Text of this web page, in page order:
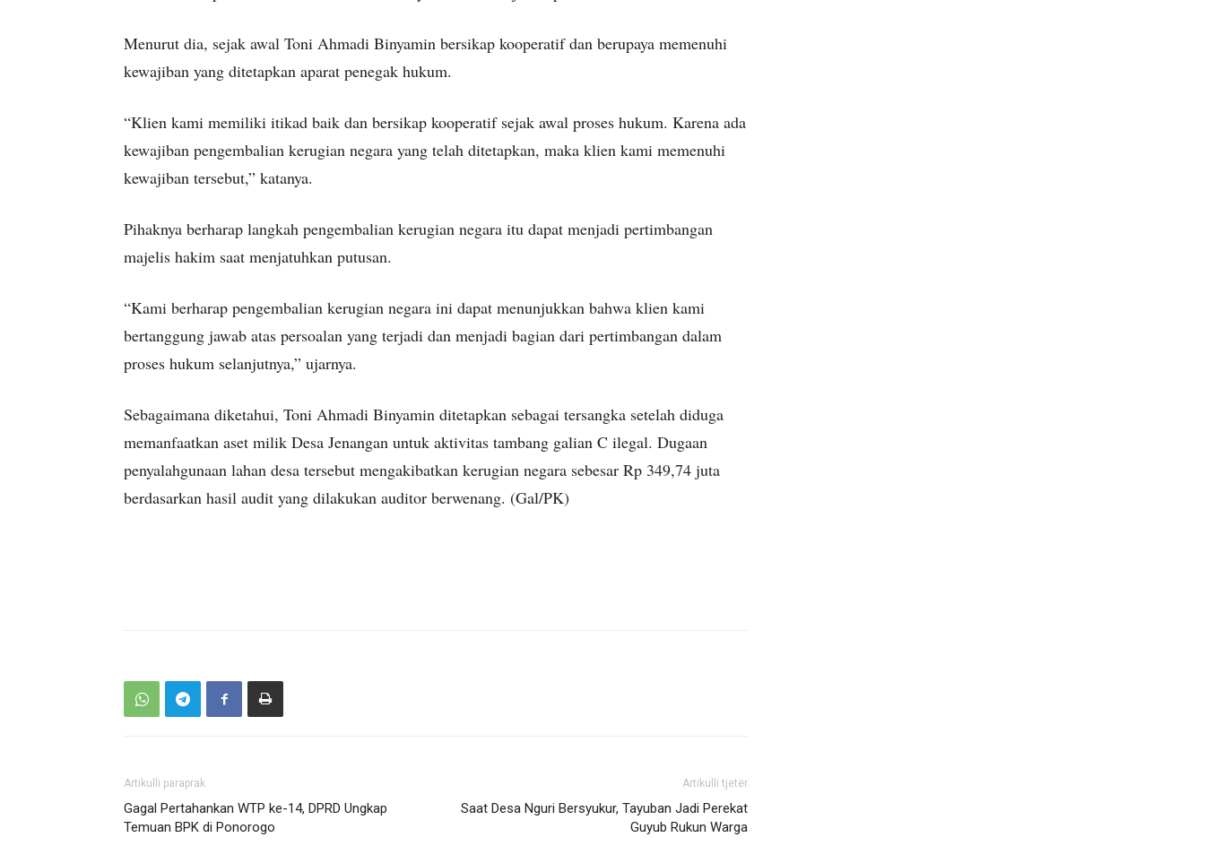
Menurut dia, sejak awal Toni Ahmadi Binyamin bersikap kooperatif dan berupaya memenuhi
kewajiban yang ditetapkan aparat penegak hukum.
“Klien kami memiliki itikad baik dan bersikap kooperatif sejak awal proses hukum. Karena ada
kewajiban pengembalian kerugian negara yang telah ditetapkan, maka klien kami memenuhi
kewajiban tersebut,” katanya.
Pihaknya berharap langkah pengembalian kerugian negara itu dapat menjadi pertimbangan
majelis hakim saat menjatuhkan putusan.
“Kami berharap pengembalian kerugian negara ini dapat menunjukkan bahwa klien kami
bertanggung jawab atas persoalan yang terjadi dan menjadi bagian dari pertimbangan dalam
proses hukum selanjutnya,” ujarnya.
Sebagaimana diketahui, Toni Ahmadi Binyamin ditetapkan sebagai tersangka setelah diduga
memanfaatkan aset milik Desa Jenangan untuk aktivitas tambang galian C ilegal. Dugaan
penyalahgunaan lahan desa tersebut mengakibatkan kerugian negara sebesar Rp 349,74 juta
berdasarkan hasil audit yang dilakukan auditor berwenang. (Gal/PK)
Artikulli paraprak
Gagal Pertahankan WTP ke-14, DPRD Ungkap
Temuan BPK di Ponorogo
Artikulli tjetër
Saat Desa Nguri Bersyukur, Tayuban Jadi Perekat
Guyub Rukun Warga